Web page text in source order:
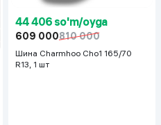
44 406 so'm/oyga
609 000810 000
Шина Charmhoo Cho1 165/70
R13, 1 шт